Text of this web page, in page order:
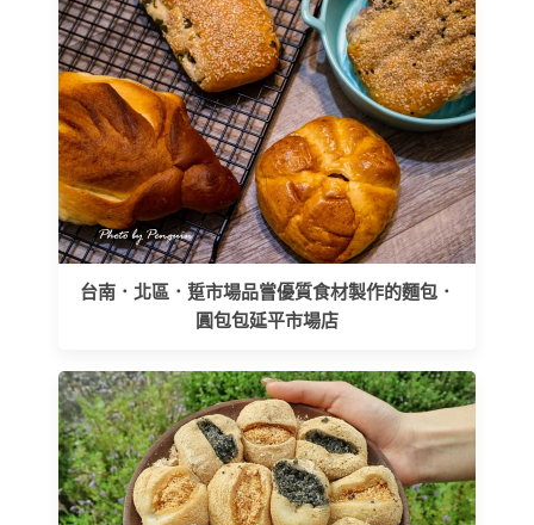
台南．北區．踅市場品嘗優質食材製作的麵包．
圓包包延平市場店